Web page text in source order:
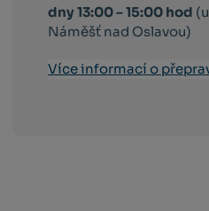
dny 13:00 – 15:00 hod
Náměšť nad Oslavou)
Více informací o